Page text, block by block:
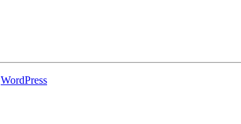
WordPress